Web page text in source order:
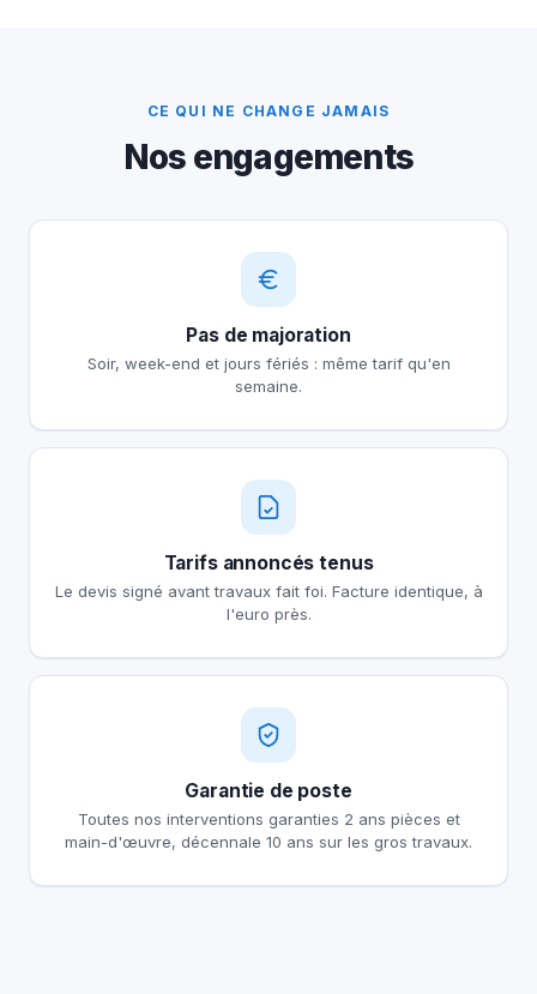
CE QUI NE CHANGE JAMAIS
Nos engagements
Pas de majoration
Soir, week-end et jours fériés : même tarif qu'en
semaine.
Tarifs annoncés tenus
Le devis signé avant travaux fait foi. Facture identique, à
l'euro près.
Garantie de poste
Toutes nos interventions garanties 2 ans pièces et
main-d'œuvre, décennale 10 ans sur les gros travaux.